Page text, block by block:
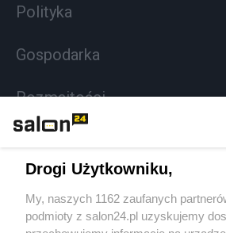
Polityka
Gospodarka
Rozmaitości
Sport
Społeczeństwo
Drogi Użytkowniku,
My, naszych 1162 zaufanych
podmioty z salon24.pl uzyskujemy